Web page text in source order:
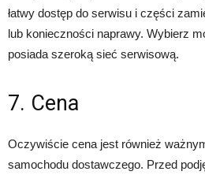
łatwy dostęp do serwisu i części
lub konieczności naprawy. Wybierz
posiada szeroką sieć serwisową.
7. Cena
Oczywiście cena jest również
samochodu dostawczego. Przed